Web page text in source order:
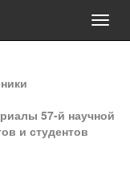
57-й научной
и студентов